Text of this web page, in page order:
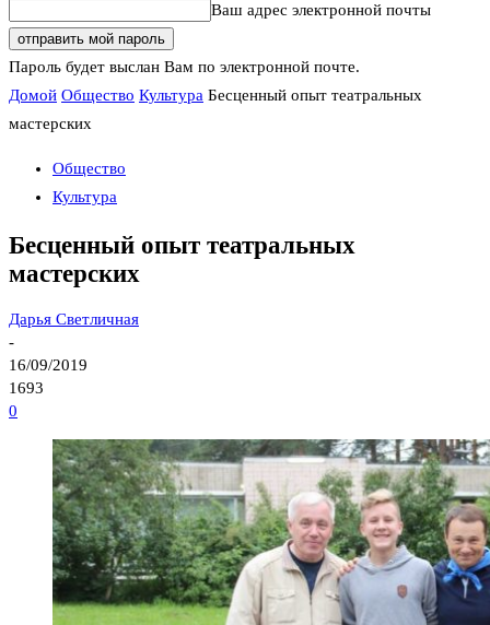
Ваш адрес электронной почты
Пароль будет выслан Вам по электронной почте.
Домой Общество Культура Бесценный опыт театральных
мастерских
Общество
Культура
Бесценный опыт театральных
мастерских
Дарья Светличная
-
16/09/2019
1693
0